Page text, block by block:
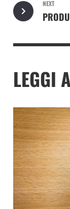
NEXT
LEGGI